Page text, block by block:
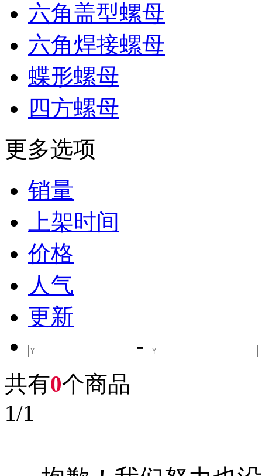
六角盖型螺母
六角焊接螺母
蝶形螺母
四方螺母
更多选项
销量
上架时间
价格
人气
更新
-
共有0个商品
1/1